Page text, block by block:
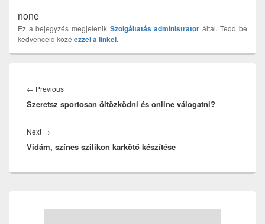
none
Ez a bejegyzés megjelenik Szolgáltatás administrator által. Tedd be
kedvenceid közé ezzel a linkel.
navigáció
← PreviousPrevious
post:
Szeretsz sportosan öltözködni és online válogatni?
Next →
post:
Vidám, színes szilikon karkötő készítése